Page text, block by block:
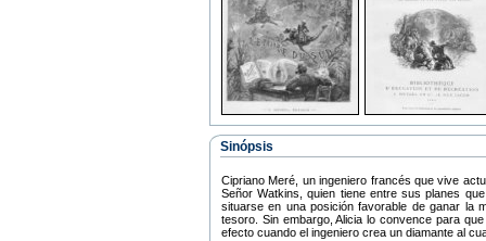
Sinópsis
Cipriano Meré, un ingeniero francés que vive
Señor Watkins, quien tiene entre sus planes
situarse en una posición favorable de ganar la
tesoro. Sin embargo, Alicia lo convence para
efecto cuando el ingeniero crea un diamante al